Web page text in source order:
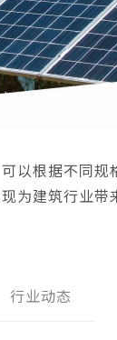
以根据不同规
为建筑行业带
行业动态